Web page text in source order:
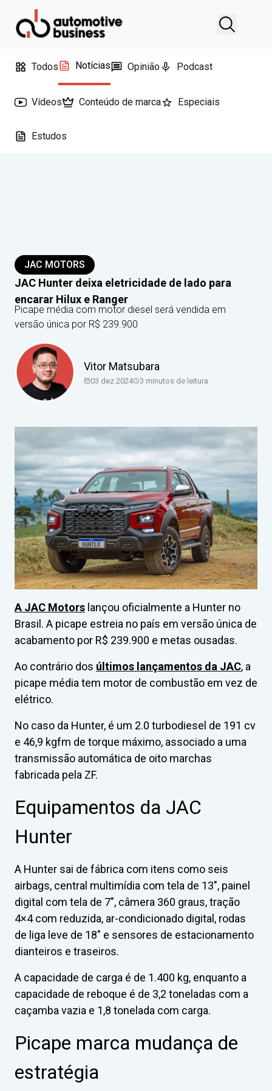
Todos Notícias Opinião Podcast
Vídeos Conteúdo de marca Especiais
Estudos
JAC MOTORS
JAC Hunter deixa eletricidade de lado para
encarar Hilux e Ranger
Picape média com motor diesel será vendida em
versão única por R$ 239.900
Vitor Matsubara
03 dez 2024 3 minutos de leitura
A JAC Motors lançou oficialmente a Hunter no
Brasil. A picape estreia no país em versão única de
acabamento por R$ 239.900 e metas ousadas.
Ao contrário dos últimos lançamentos da JAC, a
picape média tem motor de combustão em vez de
elétrico.
No caso da Hunter, é um 2.0 turbodiesel de 191 cv
e 46,9 kgfm de torque máximo, associado a uma
transmissão automática de oito marchas
fabricada pela ZF.
Equipamentos da JAC
Hunter
A Hunter sai de fábrica com itens como seis
airbags, central multimídia com tela de 13″, painel
digital com tela de 7″, câmera 360 graus, tração
4×4 com reduzida, ar-condicionado digital, rodas
de liga leve de 18″ e sensores de estacionamento
dianteiros e traseiros.
A capacidade de carga é de 1.400 kg, enquanto a
capacidade de reboque é de 3,2 toneladas com a
caçamba vazia e 1,8 tonelada com carga.
Picape marca mudança de
estratégia